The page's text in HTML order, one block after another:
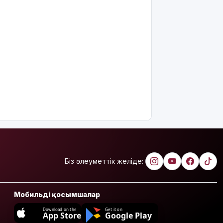
ұсынды
оқпанының
құрылысын
бастады
Атыраулық
Біз әлеуметтік желіде:
Мобильді қосымшалар
Download on the
App Store
Get it on
Google Play